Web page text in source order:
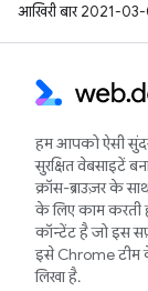
आखिरी बार 2021-
हम आपको ऐसी
सुरक्षित वेबसाइटें
क्रॉस-ब्राउज़र के
के लिए काम करती
कॉन्टेंट है जो इस
इसे Chrome टीम
लिखा है.